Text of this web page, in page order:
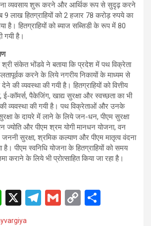
व्यवसाय शुरू करने और आर्थिक रूप से सुदृढ़ करने
9 लाख हितग्राहियों को 2 हजार 78 करोड़ रुपये का
है। हितग्राहियों को ब्याज सब्सिडी के रूप में 80
गयी है।
संकेत भोंडवे ने बताया कि प्रदेश में पथ विक्रेता
करने के लिये नगरीय निकायों के माध्यम से
देने की व्यवस्था की गयी है। हितग्राहियों को वित्तीय
ई-कॉमर्स, पैकेजिंग, खाद्य सुरक्षा और स्वच्छता का भी
की व्यवस्था की गयी है। पथ विक्रेताओं और उनके
के दायरे में लाने के लिये जन-धन, पीएम सुरक्षा
ज्योति और पीएम श्रम योगी मानधन योजना, वन
सुरक्षा, श्रमिक कल्याण और पीएम मातृत्व वंदना
है। पीएम स्वनिधि योजना के हितग्राहियों को समय
कराने के लिये भी प्रोत्साहित किया जा रहा है।
W X
T
G
C